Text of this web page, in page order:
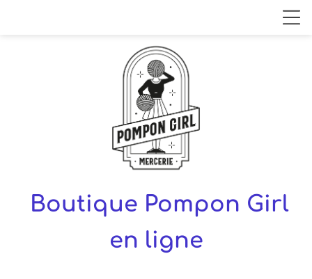
Boutique Pompon Girl
en ligne